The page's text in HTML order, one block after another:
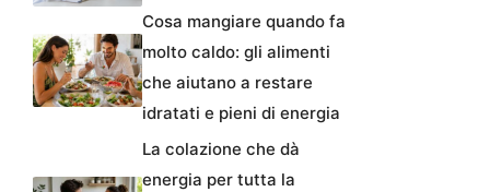
Cosa mangiare quando fa
molto caldo: gli alimenti
che aiutano a restare
idratati e pieni di energia
La colazione che dà
energia per tutta la